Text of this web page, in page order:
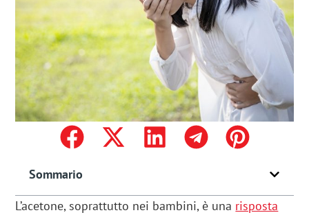
Sommario
L’acetone, soprattutto nei bambini, è una risposta